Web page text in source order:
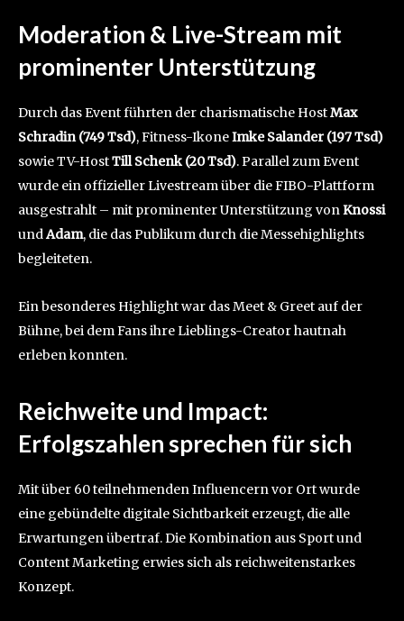
Moderation & Live-Stream mit
prominenter Unterstützung
Durch das Event führten der charismatische HostMax
Schradin (749 Tsd), Fitness-IkoneImke Salander (197 Tsd)
sowie TV-HostTill Schenk (20 Tsd). Parallel zum Event
wurde ein offizieller Livestream über die FIBO-Plattform
ausgestrahlt – mit prominenter Unterstützung vonKnossi
undAdam, die das Publikum durch die Messehighlights
begleiteten.
Ein besonderes Highlight war das Meet & Greet auf der
Bühne, bei dem Fans ihre Lieblings-Creator hautnah
erleben konnten.
Reichweite und Impact:
Erfolgszahlen sprechen für sich
Mit über 60 teilnehmenden Influencern vor Ort wurde
eine gebündelte digitale Sichtbarkeit erzeugt, die alle
Erwartungen übertraf. Die Kombination aus Sport und
Content Marketing erwies sich als reichweitenstarkes
Konzept.